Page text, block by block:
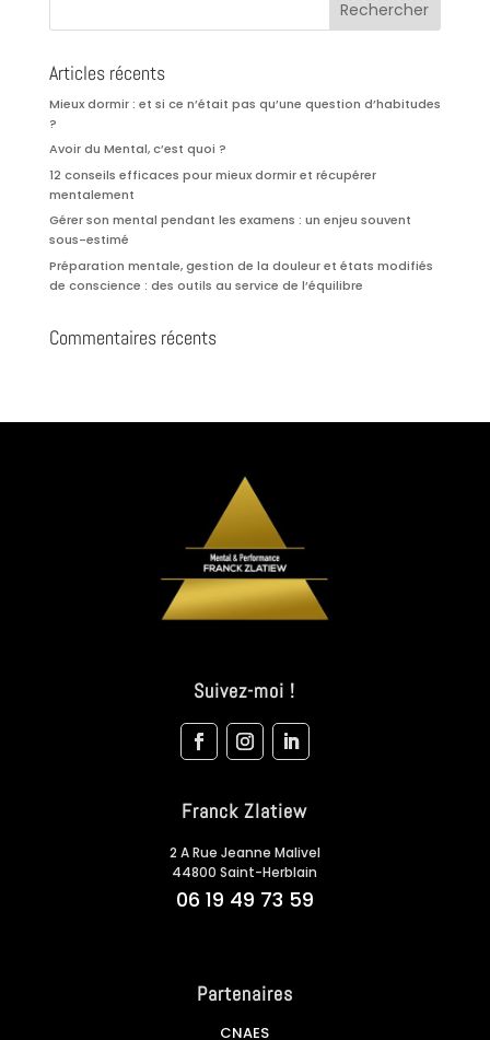
Articles récents
Mieux dormir : et si ce n’était pas qu’une question d’habitudes
?
Avoir du Mental, c’est quoi ?
12 conseils efficaces pour mieux dormir et récupérer
mentalement
Gérer son mental pendant les examens : un enjeu souvent
sous-estimé
Préparation mentale, gestion de la douleur et états modifiés
de conscience : des outils au service de l’équilibre
Commentaires récents
Suivez-moi !
Franck Zlatiew
2 A Rue Jeanne Malivel
44800 Saint-Herblain
06 19 49 73 59
Partenaires
CNAES